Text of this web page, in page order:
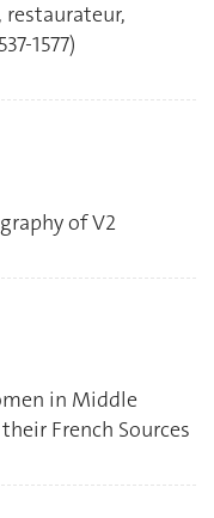
1577)
of V2
in Middle
French Sources